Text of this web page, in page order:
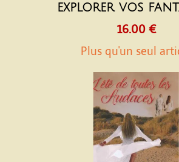
explorer vos
16.00 €
Plus qu'un seul